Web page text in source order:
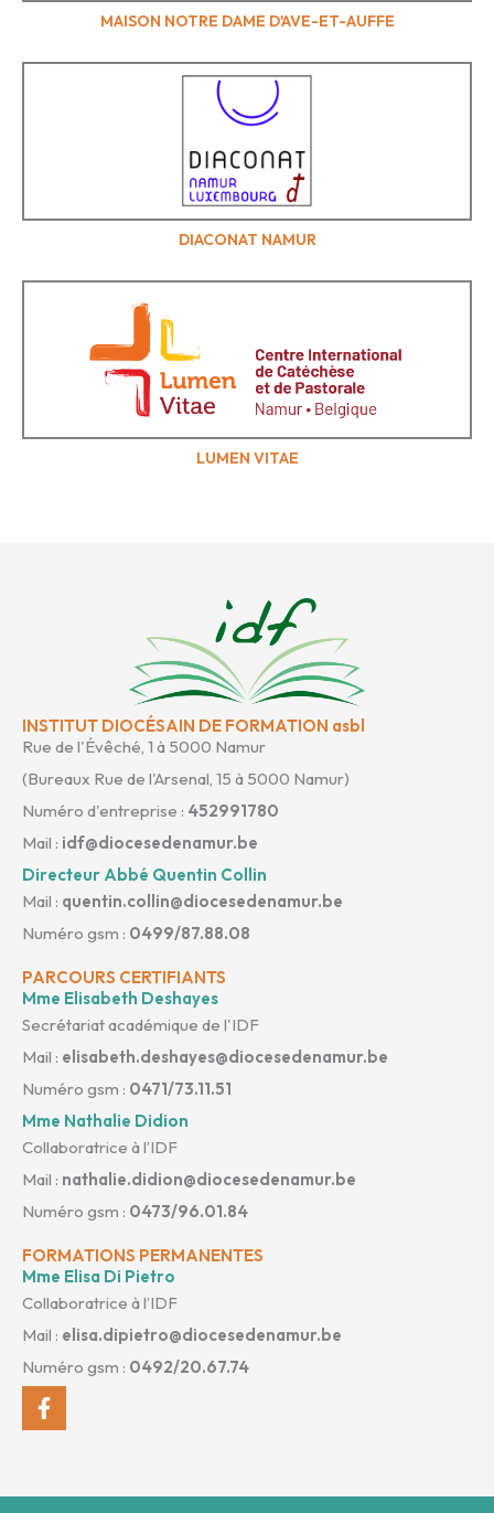
MAISON NOTRE DAME D'AVE-ET-AUFFE
DIACONAT NAMUR
LUMEN VITAE
INSTITUT DIOCÉSAIN DE FORMATION asbl
Rue de l'Évêché, 1 à 5000 Namur
(Bureaux Rue de l'Arsenal, 15 à 5000 Namur)
Numéro d'entreprise : 452991780
Mail : idf@diocesedenamur.be
Directeur Abbé Quentin Collin
Mail : quentin.collin@diocesedenamur.be
Numéro gsm : 0499/87.88.08
PARCOURS CERTIFIANTS
Mme Elisabeth Deshayes
Secrétariat académique de l'IDF
Mail : elisabeth.deshayes@diocesedenamur.be
Numéro gsm : 0471/73.11.51
Mme Nathalie Didion
Collaboratrice à l’IDF
Mail : nathalie.didion@diocesedenamur.be
Numéro gsm : 0473/96.01.84
FORMATIONS PERMANENTES
Mme Elisa Di Pietro
Collaboratrice à l’IDF
Mail : elisa.dipietro@diocesedenamur.be
Numéro gsm : 0492/20.67.74
Facebook-
f